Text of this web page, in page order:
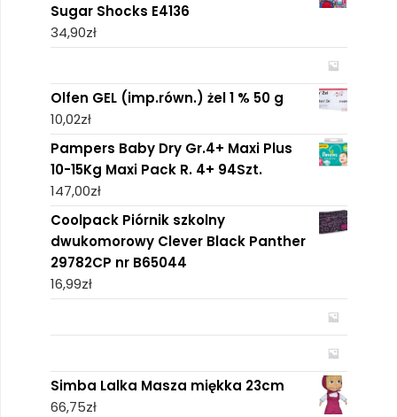
Sugar Shocks E4136
34,90zł
Olfen GEL (imp.równ.) żel 1 % 50 g
10,02zł
Pampers Baby Dry Gr.4+ Maxi Plus
10-15Kg Maxi Pack R. 4+ 94Szt.
147,00zł
Coolpack Piórnik szkolny
dwukomorowy Clever Black Panther
29782CP nr B65044
16,99zł
Simba Lalka Masza miękka 23cm
66,75zł